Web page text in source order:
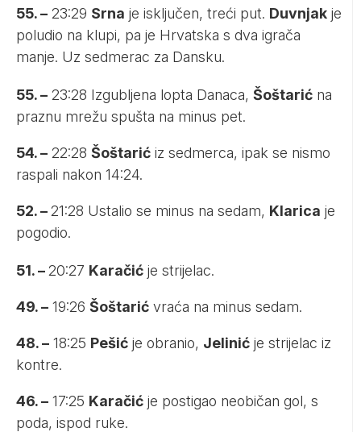
55. – 23:29 Srna je isključen, treći put. Duvnjak je
poludio na klupi, pa je Hrvatska s dva igrača
manje. Uz sedmerac za Dansku.
55. – 23:28 Izgubljena lopta Danaca, Šoštarić na
praznu mrežu spušta na minus pet.
54. – 22:28 Šoštarić iz sedmerca, ipak se nismo
raspali nakon 14:24.
52. – 21:28 Ustalio se minus na sedam, Klarica je
pogodio.
51. – 20:27 Karačić je strijelac.
49. – 19:26 Šoštarić vraća na minus sedam.
48. – 18:25 Pešić je obranio, Jelinić je strijelac iz
kontre.
46. – 17:25 Karačić je postigao neobičan gol, s
poda, ispod ruke.